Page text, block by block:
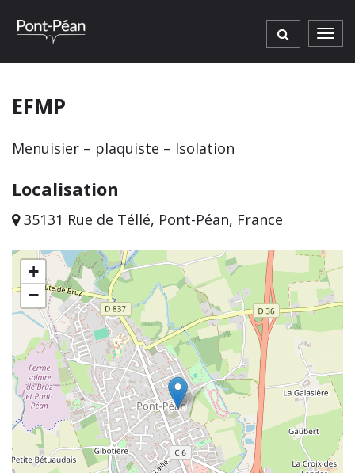
EFMP
Menuisier – plaquiste – Isolation
Localisation
35131 Rue de Téllé, Pont-Péan, France
+
−